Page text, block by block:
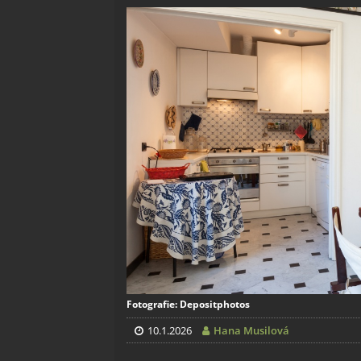
Fotografie: Depositphotos
10.1.2026 Hana Musilová